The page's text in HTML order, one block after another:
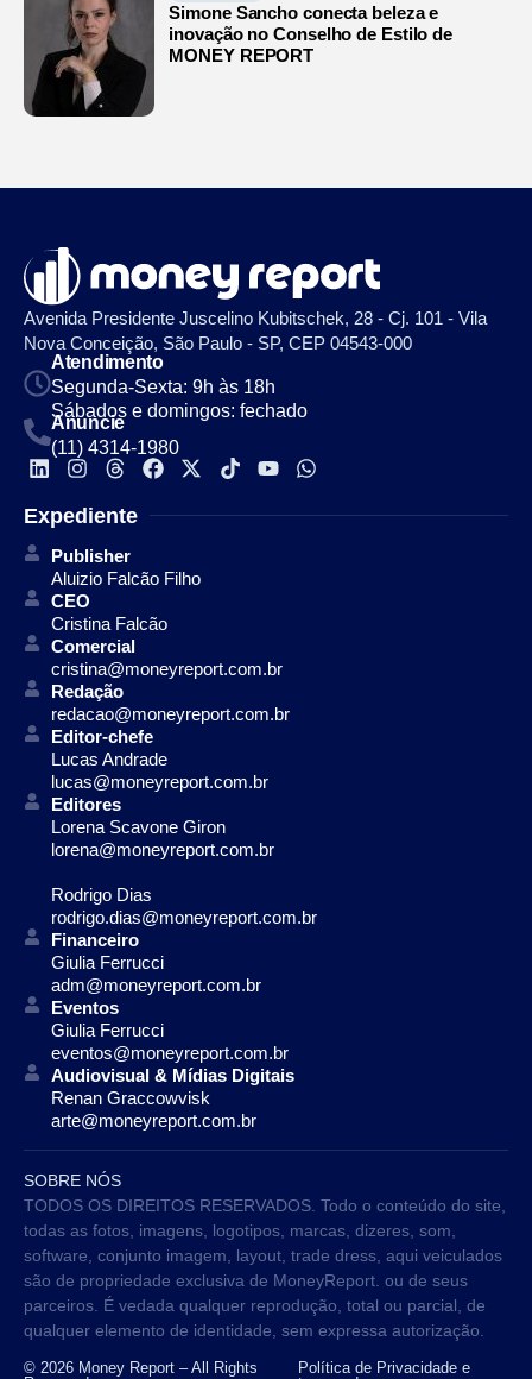
Simone Sancho conecta beleza e
inovação no Conselho de Estilo de
MONEY REPORT
Avenida Presidente Juscelino Kubitschek, 28 - Cj. 101 - Vila
Nova Conceição, São Paulo - SP, CEP 04543-000
Atendimento
Segunda-Sexta: 9h às 18h
Sábados e domingos: fechado
Anuncie
(11) 4314-1980
Expediente
Publisher
Aluizio Falcão Filho
CEO
Cristina Falcão
Comercial
cristina@moneyreport.com.br
Redação
redacao@moneyreport.com.br
Editor-chefe
Lucas Andrade
lucas@moneyreport.com.br
Editores
Lorena Scavone Giron
lorena@moneyreport.com.br
Rodrigo Dias
rodrigo.dias@moneyreport.com.br
Financeiro
Giulia Ferrucci
adm@moneyreport.com.br
Eventos
Giulia Ferrucci
eventos@moneyreport.com.br
Audiovisual & Mídias Digitais
Renan Graccowvisk
arte@moneyreport.com.br
SOBRE NÓS
TODOS OS DIREITOS RESERVADOS. Todo o conteúdo do site,
todas as fotos, imagens, logotipos, marcas, dizeres, som,
software, conjunto imagem, layout, trade dress, aqui veiculados
são de propriedade exclusiva de MoneyReport. ou de seus
parceiros. É vedada qualquer reprodução, total ou parcial, de
qualquer elemento de identidade, sem expressa autorização.
© 2026 Money Report – All Rights
Política de Privacidade e